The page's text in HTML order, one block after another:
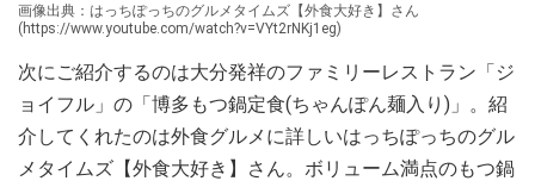
画像出典：はっちぽっちのグルメタイムズ【外食大好き】さん
(https://www.youtube.com/watch?v=VYt2rNKj1eg)
次にご紹介するのは大分発祥のファミリーレストラン「ジ
ョイフル」の「博多もつ鍋定食(ちゃんぽん麺入り)」。紹
介してくれたのは外食グルメに詳しいはっちぽっちのグル
メタイムズ【外食大好き】さん。ボリューム満点のもつ鍋